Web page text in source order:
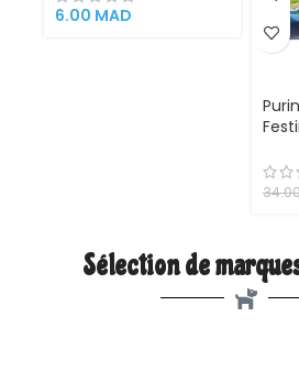
6.00 MAD
Sélection de